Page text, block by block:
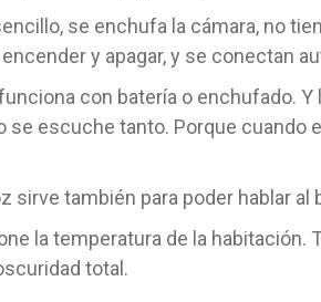
se enchufa la cámara, no
y apagar, y se conectan
con batería o enchufado.
se escuche tanto. Porque cuando
sirve también para poder hablar
la temperatura de la
total.